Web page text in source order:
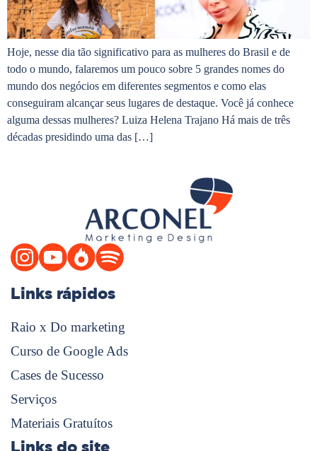
Hoje, nesse dia tão significativo para as mulheres do Brasil e de
todo o mundo, falaremos um pouco sobre 5 grandes nomes do
mundo dos negócios em diferentes segmentos e como elas
conseguiram alcançar seus lugares de destaque. Você já conhece
alguma dessas mulheres? Luiza Helena Trajano Há mais de três
décadas presidindo uma das […]
Links rápidos
Raio x Do marketing
Curso de Google Ads
Cases de Sucesso
Serviços
Materiais Gratuítos